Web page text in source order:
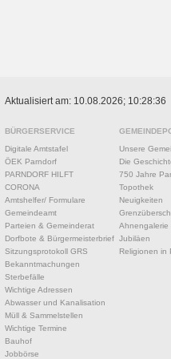
Aktualisiert am: 10.08.2026; 10:28:36
BÜRGERSERVICE
Digitale Amtstafel
ÖEK Parndorf
PARNDORF HILFT
CORONA
Amtshelfer/ Formulare
Gemeindeamt
Parteien & Gemeinderat
Dorfbote & Bürgermeisterbrief
Sitzungsprotokoll GRS
Bekanntmachungen
Sterbefälle
Wichtige Adressen
Abwasser und Kanalisation
Müll & Sammelstellen
Wichtige Termine
Bauhof
Jobbörse
Unsere
Die
750 Jahre
Topothek
Neuigkeiten
Ahnengalerie
Jubiläen
Religionen in